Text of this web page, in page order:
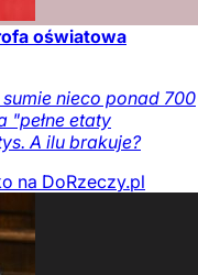
oświatowa
nieco ponad 700
"pełne etaty
A ilu brakuje?
na DoRzeczy.pl